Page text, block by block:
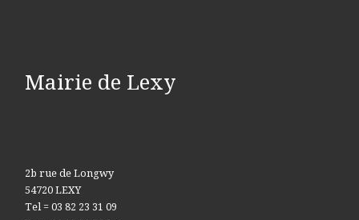
Mairie de Lexy
2b rue de Longwy
54720 LEXY
Tel = 03 82 23 31 09